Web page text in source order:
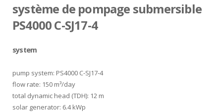
système de pompage submersible
PS4000 C-SJ17-4
system
pump system: PS4000 C-SJ17-4
flow rate: 150 m³/day
total dynamic head (TDH): 12 m
solar generator: 6.4 kWp